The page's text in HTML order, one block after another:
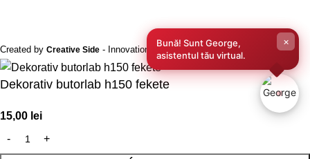
Created by Creative Side - Innovation Performance
Dekorativ butorlab h150 fekete
15,00 lei
Bună! Sunt George,
asistentul tău virtual.
×